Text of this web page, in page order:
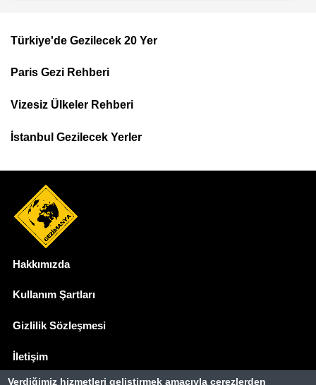
Footer
Top
Menu
Türkiye'de Gezilecek 20 Yer
Paris Gezi Rehberi
Vizesiz Ülkeler Rehberi
İstanbul Gezilecek Yerler
Hakkımızda
Kullanım Şartları
Gizlilik Sözleşmesi
İletişim
Verdiğimiz hizmetleri geliştirmek amacıyla çerezlerden